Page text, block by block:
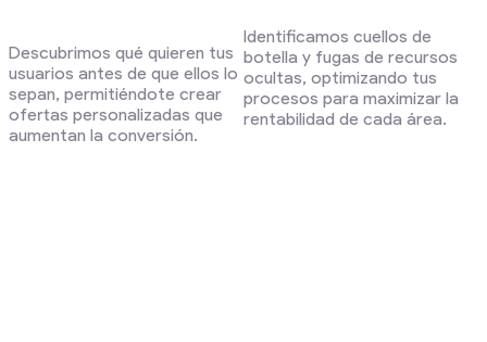
Descubrimos qué quieren tus
usuarios antes de que ellos lo
sepan, permitiéndote crear
ofertas personalizadas que
aumentan la conversión.
Identificamos cuellos de
botella y fugas de recursos
ocultas, optimizando tus
procesos para maximizar la
rentabilidad de cada área.